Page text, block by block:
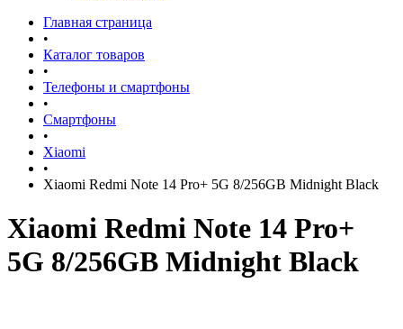
Главная страница
•
Каталог товаров
•
Телефоны и смартфоны
•
Смартфоны
•
Xiaomi
•
Xiaomi Redmi Note 14 Pro+ 5G 8/256GB Midnight Black
Xiaomi Redmi Note 14 Pro+
5G 8/256GB Midnight Black